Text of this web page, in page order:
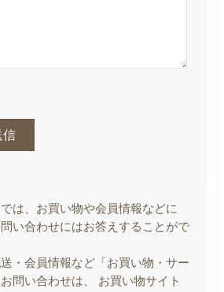
は、お買い物や会員情報などに
い合わせにはお答えすることがで
・会員情報など「お買い物・サー
問い合わせは、 お買い物サイト